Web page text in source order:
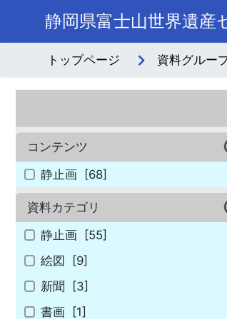
静岡県富士山世界遺産
トップページ 資料グルー
コンテンツ
静止画 [68]
資料カテゴリ
静止画 [55]
絵図
[9]
新聞
[3]
書画 [1]